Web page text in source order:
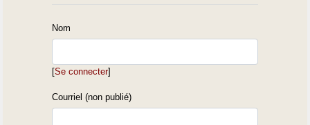
Nom
[Se connecter]
Courriel (non publié)